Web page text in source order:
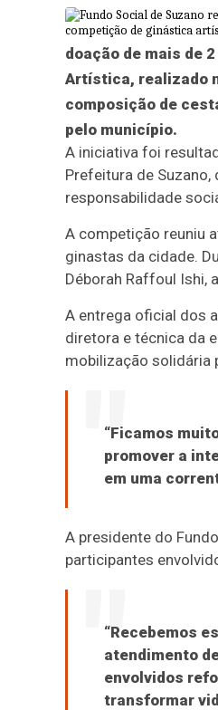
doação de mais de
Artística, realizado
composição de
pelo município.
A iniciativa foi
Prefeitura de
responsabilidade
A competição reuniu
ginastas da cidade.
Déborah Raffoul Ishi,
A entrega oficial dos
diretora e técnica da
mobilização solidária
“Ficamos
promover a
em uma
A presidente do
participantes
“Recebemos
atendimento
envolvidos
transformar